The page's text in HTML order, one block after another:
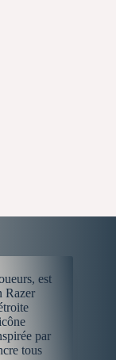
est
Razer
par
tous